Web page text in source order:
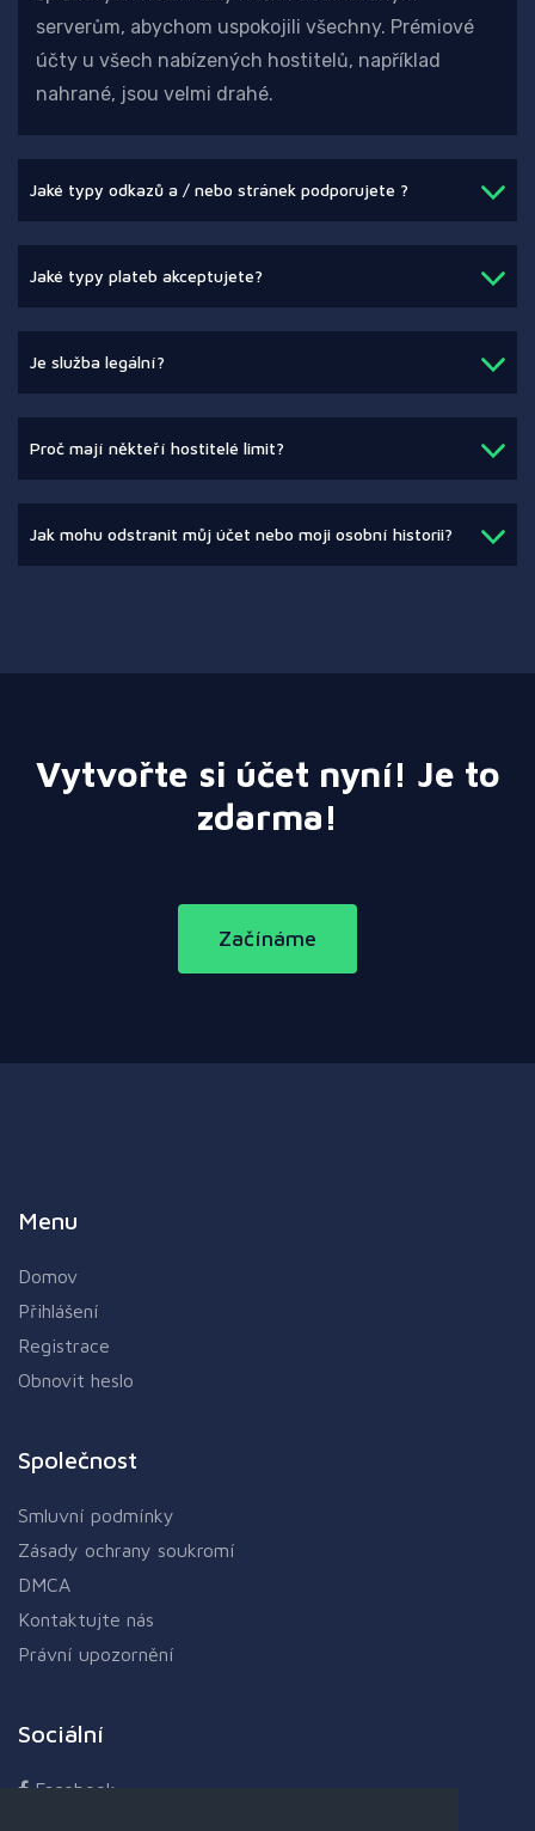
serverům, abychom uspokojili všechny. Prémiové
účty u všech nabízených hostitelů, například
nahrané, jsou velmi drahé.
Jaké typy odkazů a / nebo stránek podporujete ?
Jaké typy plateb akceptujete?
Je služba legální?
Proč mají někteří hostitelé limit?
Jak mohu odstranit můj účet nebo moji osobní historii?
Vytvořte si účet nyní! Je to
zdarma!
Začínáme
Menu
Domov
Přihlášení
Registrace
Obnovit heslo
Společnost
Smluvní podmínky
Zásady ochrany soukromí
DMCA
Kontaktujte nás
Právní upozornění
Sociální
Facebook